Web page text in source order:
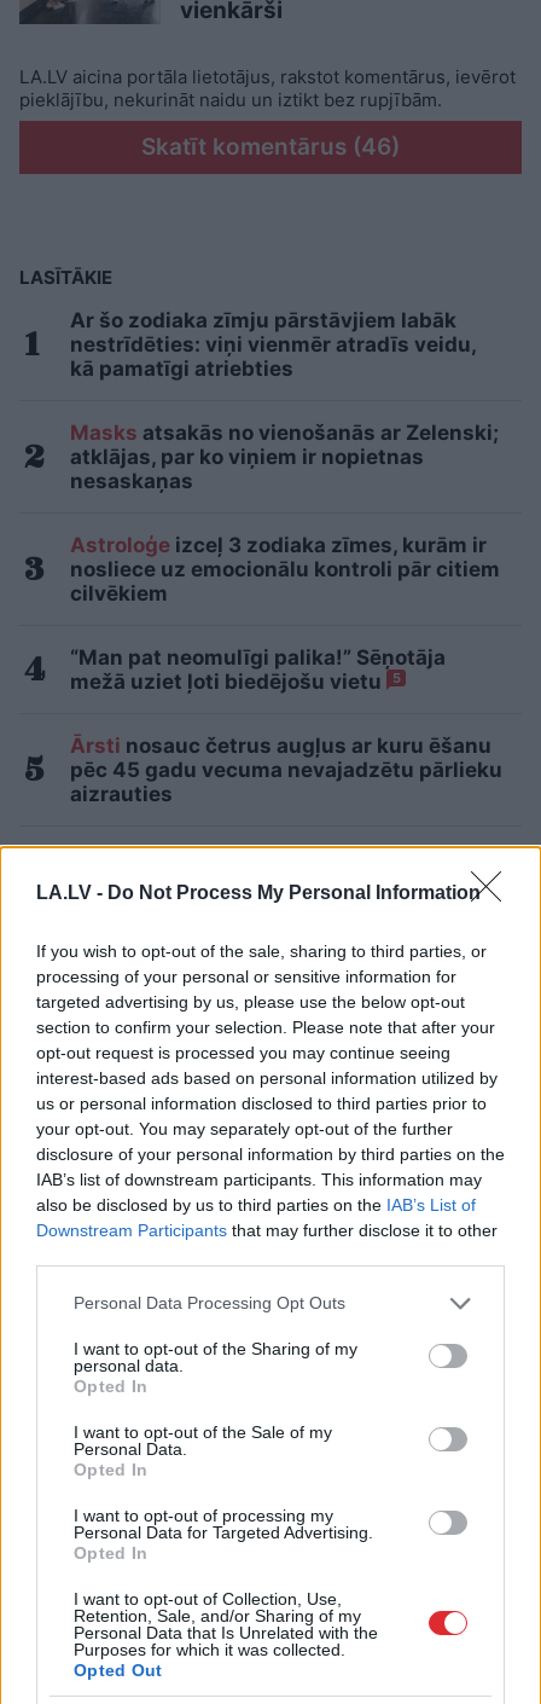
LA.LV - Do Not Process My Personal Information
If you wish to opt-out of the sale, sharing to third parties, or
processing of your personal or sensitive information for
targeted advertising by us, please use the below opt-out
section to confirm your selection. Please note that after your
opt-out request is processed you may continue seeing
interest-based ads based on personal information utilized by
us or personal information disclosed to third parties prior to
your opt-out. You may separately opt-out of the further
disclosure of your personal information by third parties on the
IAB’s list of downstream participants. This information may
also be disclosed by us to third parties on the IAB’s List of
Downstream Participants that may further disclose it to other
Please note that this website/app uses one or more Google
not limited to your visit or usage behaviour. You may click to
grant or deny consent to Google and its third-party tags to
use your data for below specified purposes in below Google
consent section.
Personal Data Processing Opt Outs
I want to opt-out of the Sharing of my
personal data.
Opted In
I want to opt-out of the Sale of my
Personal Data.
Opted In
I want to opt-out of processing my
Personal Data for Targeted Advertising.
Opted In
I want to opt-out of Collection, Use,
Retention, Sale, and/or Sharing of my
Personal Data that Is Unrelated with the
Purposes for which it was collected.
Opted Out
vienkārši
LA.LV aicina portāla lietotājus, rakstot komentārus, ievērot
pieklājību, nekurināt naidu un iztikt bez rupjībām.
Skatīt komentārus (46)
LASĪTĀKIE
Ar šo zodiaka zīmju pārstāvjiem labāk
nestrīdēties: viņi vienmēr atradīs veidu,
kā pamatīgi atriebties
Masks atsakās no vienošanās ar Zelenski;
atklājas, par ko viņiem ir nopietnas
nesaskaņas
Astroloģe izceļ 3 zodiaka zīmes, kurām ir
nosliece uz emocionālu kontroli pār citiem
cilvēkiem
“Man pat neomulīgi palika!” Sēņotāja
mežā uziet ļoti biedējošu vietu
5
Ārsti nosauc četrus augļus ar kuru ēšanu
pēc 45 gadu vecuma nevajadzētu pārlieku
aizrauties
sajūsmā par šo tirgotāju Salaspilī
Lasīt citas ziņas
Eiropasola aizvērt Krievijas
gāzes krānu, bet jūnijā to
atgriezusi vaļā vēl plašāk
pie Bērzciema